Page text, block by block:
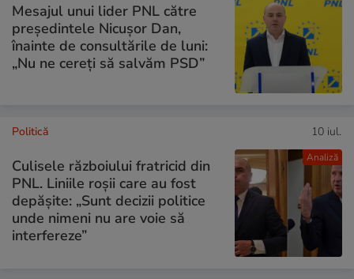
Mesajul unui lider PNL către
președintele Nicușor Dan,
înainte de consultările de luni:
„Nu ne cereți să salvăm PSD”
Analiză
Politică 10 iul.
Culisele războiului fratricid din
PNL. Liniile roșii care au fost
depășite: „Sunt decizii politice
unde nimeni nu are voie să
interfereze”